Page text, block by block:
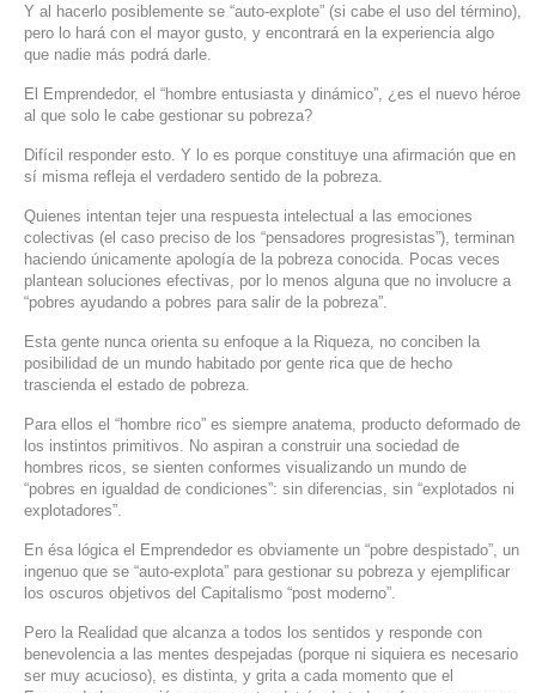
Y al hacerlo posiblemente se “auto-explote” (si cabe el uso del término),
pero lo hará con el mayor gusto, y encontrará en la experiencia algo
que nadie más podrá darle.
El Emprendedor, el “hombre entusiasta y dinámico”, ¿es el nuevo héroe
al que solo le cabe gestionar su pobreza?
Difícil responder esto. Y lo es porque constituye una afirmación que en
sí misma refleja el verdadero sentido de la pobreza.
Quienes intentan tejer una respuesta intelectual a las emociones
colectivas (el caso preciso de los “pensadores progresistas”), terminan
haciendo únicamente apología de la pobreza conocida. Pocas veces
plantean soluciones efectivas, por lo menos alguna que no involucre a
“pobres ayudando a pobres para salir de la pobreza”.
Esta gente nunca orienta su enfoque a la Riqueza, no conciben la
posibilidad de un mundo habitado por gente rica que de hecho
trascienda el estado de pobreza.
Para ellos el “hombre rico” es siempre anatema, producto deformado de
los instintos primitivos. No aspiran a construir una sociedad de
hombres ricos, se sienten conformes visualizando un mundo de
“pobres en igualdad de condiciones”: sin diferencias, sin “explotados ni
explotadores”.
En ésa lógica el Emprendedor es obviamente un “pobre despistado”, un
ingenuo que se “auto-explota” para gestionar su pobreza y ejemplificar
los oscuros objetivos del Capitalismo “post moderno”.
Pero la Realidad que alcanza a todos los sentidos y responde con
benevolencia a las mentes despejadas (porque ni siquiera es necesario
ser muy acucioso), es distinta, y grita a cada momento que el